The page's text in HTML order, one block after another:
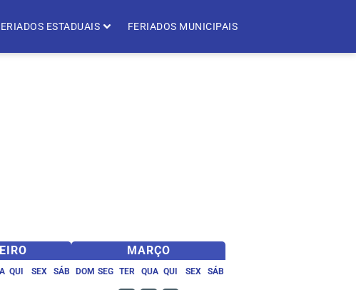
ESTADUAIS FERIADOS MUNICIPAIS
QUI SEX SÁB
MARÇO
DOM SEG TER QUA QUI SEX SÁB